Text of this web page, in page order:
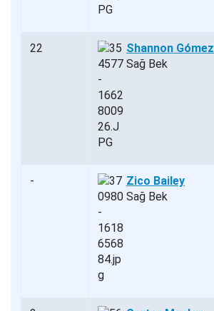
22
Shannon Gómez
Sağ Bek
-
Zico Bailey
Sağ Bek